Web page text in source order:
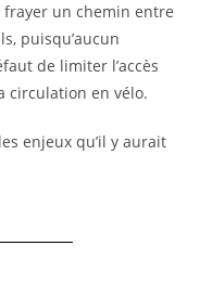
frayer un chemin entre
puisqu’aucun
de limiter l’accès
circulation en vélo.
enjeux qu’il y aurait